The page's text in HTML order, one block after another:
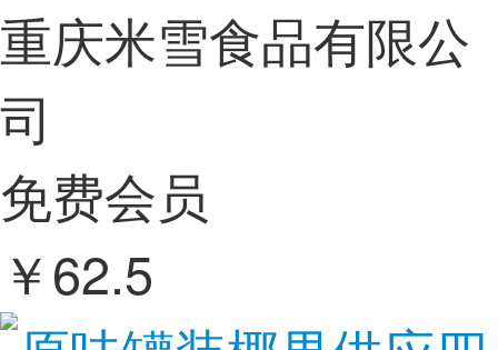
重庆米雪食品有限公
司
免费会员
￥62.5